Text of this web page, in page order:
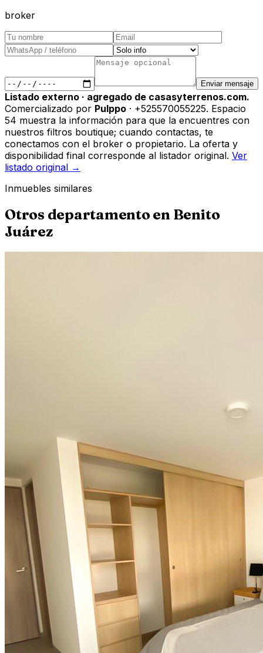
broker
Enviar mensaje
Listado externo · agregado de casasyterrenos.com.
Comercializado por Pulppo · +525570055225. Espacio
54 muestra la información para que la encuentres con
nuestros filtros boutique; cuando contactas, te
conectamos con el broker o propietario. La oferta y
disponibilidad final corresponde al listador original. Ver
listado original →
Inmuebles similares
Otros departamentoen Benito
Juárez